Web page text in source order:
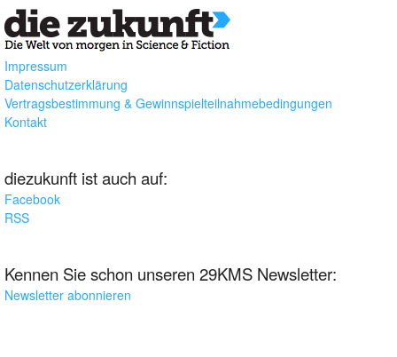
Impressum
Datenschutzerklärung
Vertragsbestimmung & Gewinnspielteilnahmebedingungen
Kontakt
diezukunft ist auch auf:
Facebook
RSS
Kennen Sie schon unseren 29KMS Newsletter:
Newsletter abonnieren